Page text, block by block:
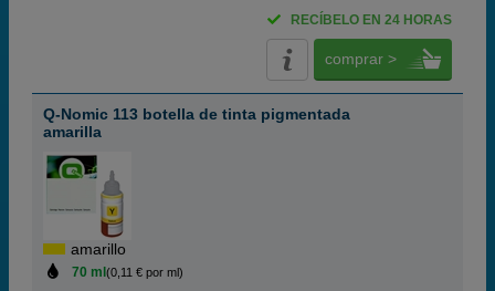
RECÍBELO EN 24 HORAS
comprar >
Q-Nomic 113 botella de tinta pigmentada
amarilla
amarillo
70 ml (0,11 € por ml)